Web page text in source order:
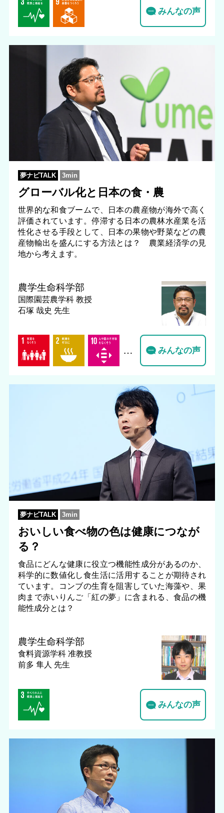
みんなの声
夢ナビTALK 3min
グローバル化と日本の食・農
世界的な和食ブームで、日本の農産物が海外で高く
評価されています。停滞する日本の農林水産業を活
性化させる手段として、日本の果物や野菜などの農
産物輸出を盛んにする方法とは？ 農業経済学の見
地から考えます。
農学生命科学部
国際園芸農学科 教授
石塚 哉史 先生
… みんなの声
夢ナビTALK 3min
おいしい食べ物の色は健康につなが
る？
食品にどんな健康に役立つ機能性成分があるのか、
科学的に数値化し食生活に活用することが期待され
ています。コンブの生育を阻害していた海藻や、果
肉まで赤いりんご「紅の夢」に含まれる、食品の機
能性成分とは？
農学生命科学部
食料資源学科 准教授
前多 隼人 先生
みんなの声